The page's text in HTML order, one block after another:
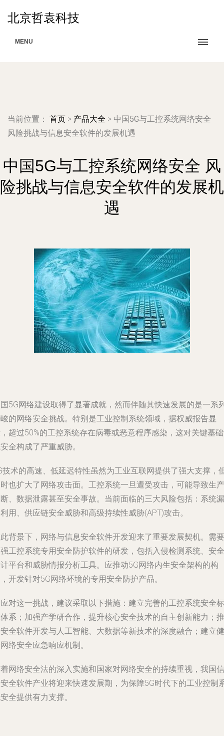
北京哲袁科技
MENU
当前位置： 首页 > 产品大全 > 中国5G与工控系统网络安全
风险挑战与信息安全软件的发展机遇
中国5G与工控系统网络安全 风
险挑战与信息安全软件的发展机
遇
5G网络建设取得了显著成就，然而伴随其快速发展的是一系
的网络安全挑战。特别是工业控制系统领域，据权威报告显
超过50%的工控系统存在病毒或恶意程序感染，这对关键基
全构成了严重威胁。
技术的高速、低延迟特性虽然为工业互联网提供了强大支撑，
也扩大了网络攻击面。工控系统一旦遭受攻击，可能导致生产
、数据泄露甚至安全事故。当前面临的三大风险包括：系统漏
用、供应链安全威胁和高级持续性威胁(APT)攻击。
背景下，网络与信息安全软件开发迎来了重要发展契机。需要
工控系统专用安全防护软件的研发，包括入侵检测系统、安全
平台和威胁情报分析工具。应推动5G网络内生安全架构的构
开发针对5G网络环境的专用安全防护产品。
对这一挑战，建议采取以下措施：建立完善的工控系统安全标
系；加强产学研合作，提升核心安全技术的自主创新能力；推
全软件开发与人工智能、大数据等新技术的深度融合；建立健
络安全应急响应机制。
网络安全法的深入实施和国家对网络安全的持续重视，我国信
全软件产业将迎来快速发展期，为保障5G时代下的工业控制
全提供有力支撑。